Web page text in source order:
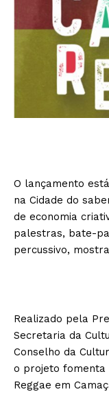
O lançamento
na Cidade do
de economia
palestras, bate-
percussivo,
Realizado pela
Secretaria da
Conselho da
o projeto fomenta
Reggae em